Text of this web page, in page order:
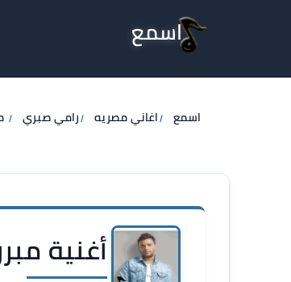
اسمع
اسمع اغاني مصريه رامي صبري
أغنية